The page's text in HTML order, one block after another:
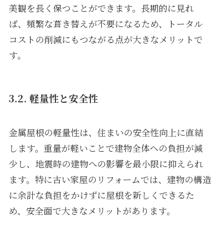
美観を長く保つことができます。長期的に見れ
ば、頻繁な葺き替えが不要になるため、トータル
コストの削減にもつながる点が大きなメリットで
す。
3.2. 軽量性と安全性
金属屋根の軽量性は、住まいの安全性向上に直結
します。重量が軽いことで建物全体への負担が減
少し、地震時の建物への影響を最小限に抑えられ
ます。特に古い家屋のリフォームでは、建物の構造
に余計な負担をかけずに屋根を新しくできるた
め、安全面で大きなメリットがあります。